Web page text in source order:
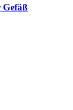
Gefäß